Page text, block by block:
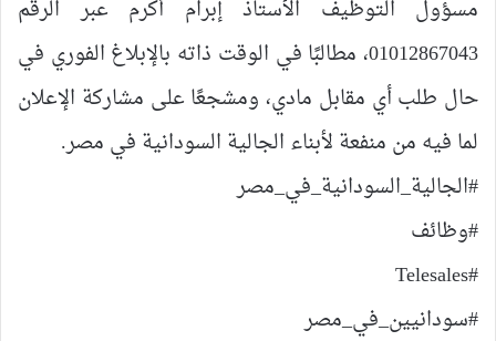
مسؤول التوظيف الأستاذ إبرام أكرم عبر الرقم
01012867043، مطالبًا في الوقت ذاته بالإبلاغ الفوري في
حال طلب أي مقابل مادي، ومشجعًا على مشاركة الإعلان
لما فيه من منفعة لأبناء الجالية السودانية في مصر.
#الجالية_السودانية_في_مصر
#وظائف
#Telesales
#سودانيين_في_مصر